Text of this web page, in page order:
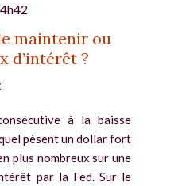
maintenir ou
d’intérêt ?
à la baisse
pèsent un dollar fort
plus nombreux sur une
par la Fed. Sur le